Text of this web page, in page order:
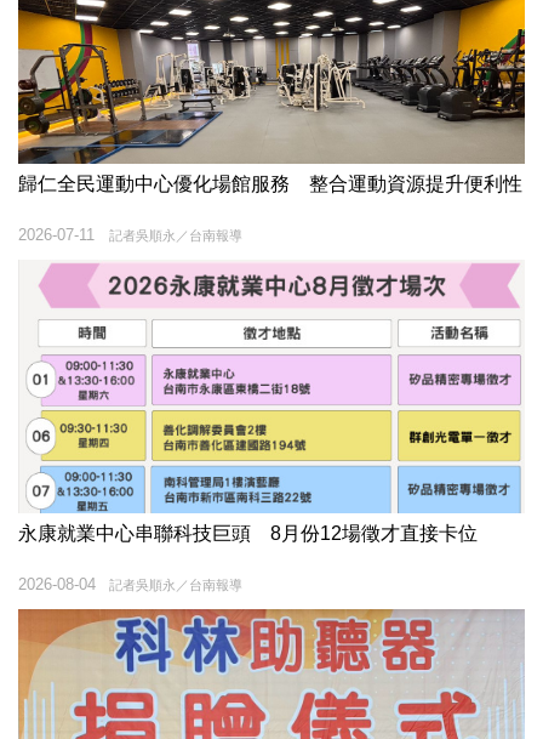
歸仁全民運動中心優化場館服務 整合運動資源提升便利性
記者吳順永／台南報導
2026-07-11
永康就業中心串聯科技巨頭 8月份12場徵才直接卡位
記者吳順永／台南報導
2026-08-04